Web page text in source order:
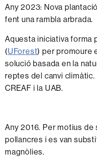
Any 2023: Nova
fent una rambla arbrada.
Aquesta iniciativa forma
(UForest) per promoure
solució basada en la
reptes del canvi
CREAF i la UAB.
Any 2016. Per motius de
pollancres i es van
magnòlies.